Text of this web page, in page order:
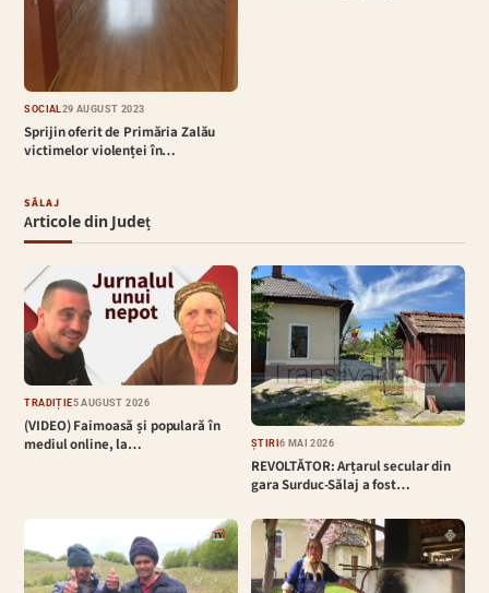
SOCIAL29 AUGUST 2023
Sprijin oferit de Primăria Zalău
victimelor violenței în…
SĂLAJ
Articole din Județ
TRADIȚIE5 AUGUST 2026
(VIDEO) Faimoasă și populară în
mediul online, la…
ȘTIRI6 MAI 2026
REVOLTĂTOR: Arțarul secular din
gara Surduc-Sălaj a fost…